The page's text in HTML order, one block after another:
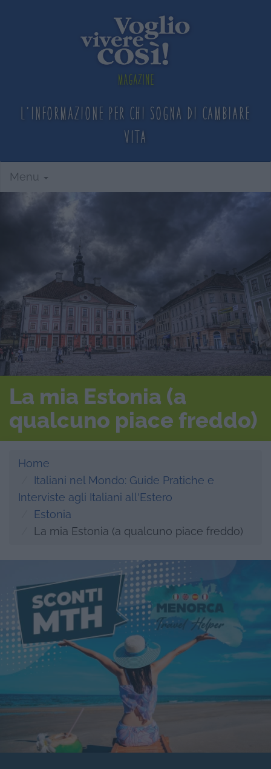
Magazine
L'informazione per chi sogna di cambiare
vita
Menu
La mia Estonia (a
qualcuno piace freddo)
Home
Italiani nel Mondo: Guide Pratiche e
Interviste agli Italiani all'Estero
Estonia
La mia Estonia (a qualcuno piace freddo)